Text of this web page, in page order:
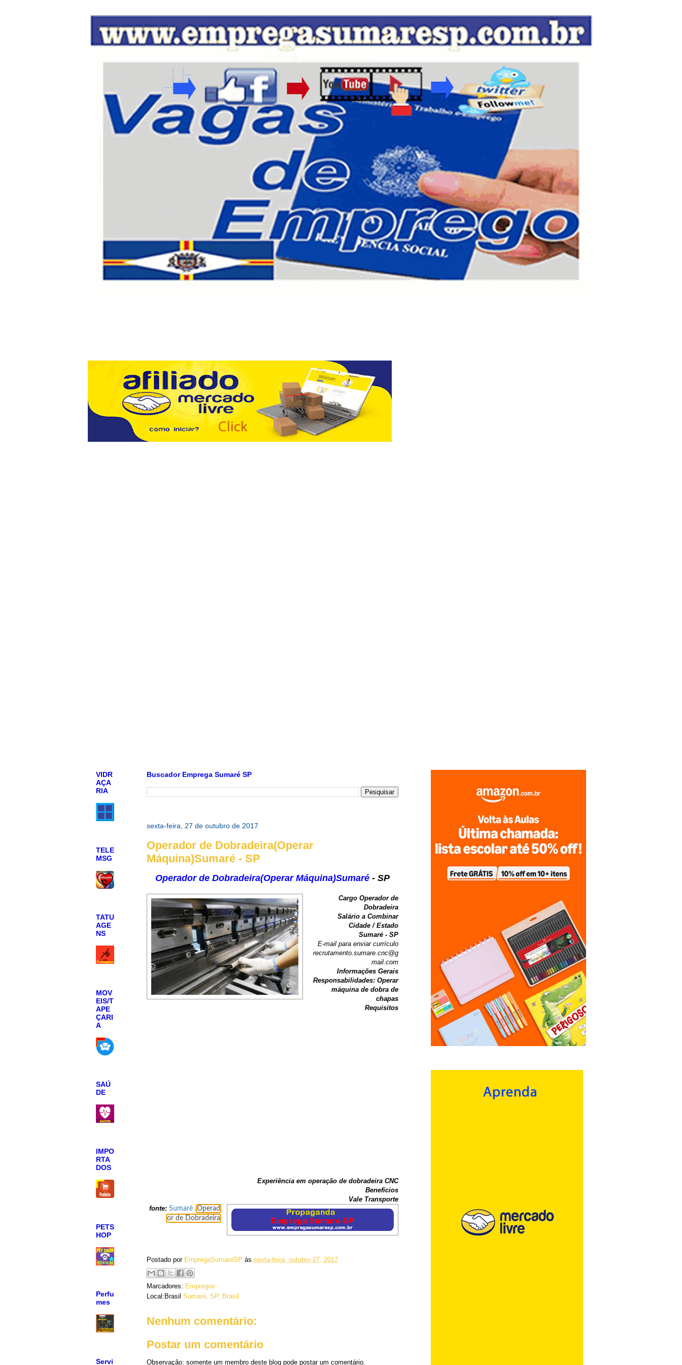
Buscador Emprega Sumaré SP
sexta-feira, 27 de outubro de 2017
Operador de Dobradeira(Operar
Máquina)Sumaré - SP
Operador de Dobradeira(Operar Máquina)Sumaré - SP
Cargo Operador de
Dobradeira
Salário a Combinar
Cidade / Estado
Sumaré - SP
E-mail para enviar currículo
recrutamento.sumare.cnc@g
mail.com
Informações Gerais
Responsabilidades: Operar
máquina de dobra de
chapas
Requisitos
Experiência em operação de dobradeira CNC
Benefícios
Vale Transporte
fonte: Sumaré / Operad
or de Dobradeira
Postado por EmpregaSumareSP às sexta-feira, outubro 27, 2017
Marcadores: Empregos
Local:Brasil Sumaré, SP, Brasil
Nenhum comentário:
Postar um comentário
Observação: somente um membro deste blog pode postar um comentário.
VIDR
AÇA
RIA
TELE
MSG
TATU
AGE
NS
MOV
EIS/T
APE
ÇARI
A
SAÚ
DE
IMPO
RTA
DOS
PETS
HOP
Perfu
mes
Servi